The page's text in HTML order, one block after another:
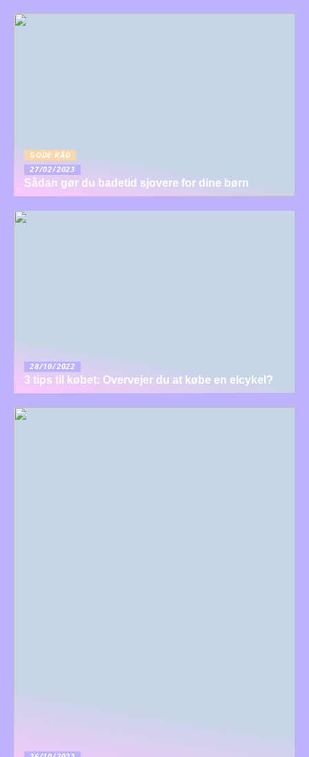
GODE RÅD
27/02/2023
Sådan gør du badetid sjovere for dine børn
28/10/2022
3 tips til købet: Overvejer du at købe en elcykel?